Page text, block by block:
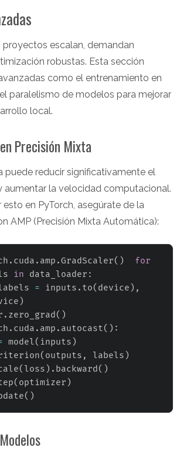
escalan, demandan
robustas. Esta sección
como el entrenamiento en
paralelismo de modelos para mejorar
local.
Precisión Mixta
puede reducir significativamente el
aumentar la velocidad computacional.
esto en PyTorch, asegúrate de la
AMP (Precisión Mixta Automática):
. cuda . amp .GradScaler( )
for
in data_loader :
= inputs . to( device ) ,
)
. zero_grad ( )
. cuda . amp . autocast( ) :
model( inputs )
( outputs , labels )
( loss ) . backward ( )
( optimizer )
( )